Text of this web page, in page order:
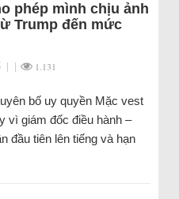
phép mình chịu ảnh
Trump đến mức
| | 1.131
bố uy quyền Mặc vest
vì giám đốc điều hành –
đầu tiên lên tiếng và hạn